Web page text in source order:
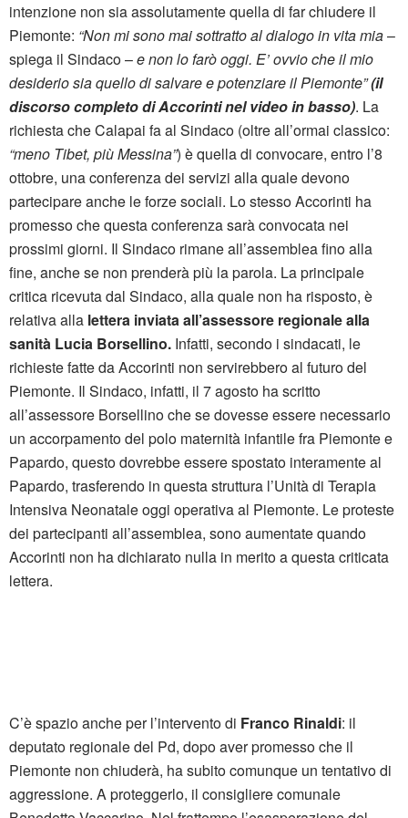
intenzione non sia assolutamente quella di far chiudere il
Piemonte: “Non mi sono mai sottratto al dialogo in vita mia–
spiega il Sindaco –e non lo farò oggi. E’ ovvio che il mio
desiderio sia quello di salvare e potenziare il Piemonte”(il
discorso completo di Accorinti nel video in basso). La
richiesta che Calapai fa al Sindaco (oltre all’ormai classico:
“meno Tibet, più Messina”) è quella di convocare, entro l’8
ottobre, una conferenza dei servizi alla quale devono
partecipare anche le forze sociali. Lo stesso Accorinti ha
promesso che questa conferenza sarà convocata nei
prossimi giorni. Il Sindaco rimane all’assemblea fino alla
fine, anche se non prenderà più la parola. La principale
critica ricevuta dal Sindaco, alla quale non ha risposto, è
relativa alla lettera inviata all’assessore regionale alla
sanità Lucia Borsellino. Infatti, secondo i sindacati, le
richieste fatte da Accorinti non servirebbero al futuro del
Piemonte. Il Sindaco, infatti, il 7 agosto ha scritto
all’assessore Borsellino che se dovesse essere necessario
un accorpamento del polo maternità infantile fra Piemonte e
Papardo, questo dovrebbe essere spostato interamente al
Papardo, trasferendo in questa struttura l’Unità di Terapia
Intensiva Neonatale oggi operativa al Piemonte. Le proteste
dei partecipanti all’assemblea, sono aumentate quando
Accorinti non ha dichiarato nulla in merito a questa criticata
lettera.
C’è spazio anche per l’intervento di Franco Rinaldi: il
deputato regionale del Pd, dopo aver promesso che il
Piemonte non chiuderà, ha subito comunque un tentativo di
aggressione. A proteggerlo, il consigliere comunale